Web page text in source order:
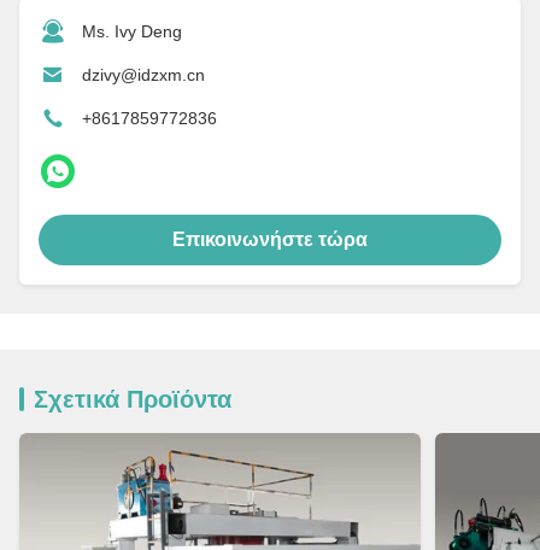
Ms. Ivy Deng
dzivy@idzxm.cn
+8617859772836
Επικοινωνήστε τώρα
Σχετικά Προϊόντα